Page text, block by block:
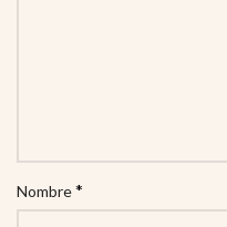
Nombre*